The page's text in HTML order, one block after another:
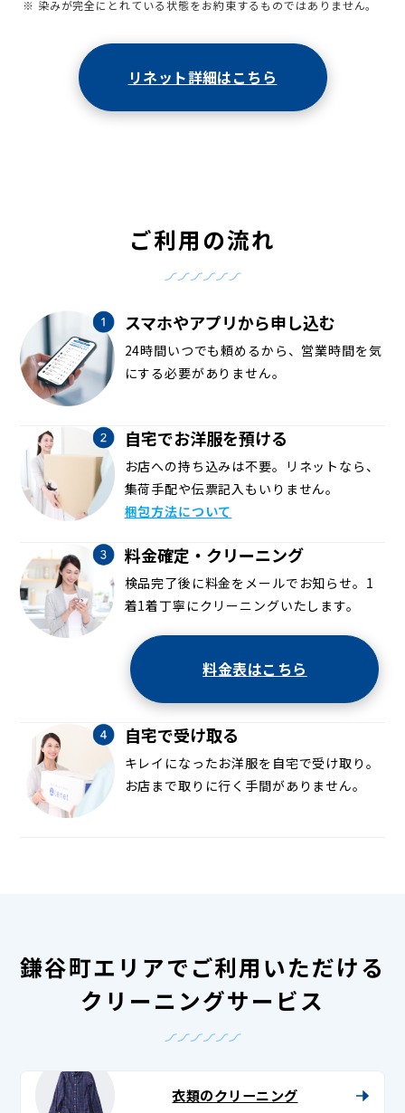
※ 染みが完全にとれている状態をお約束するものではありません。
リネット詳細はこちら
ご利用の流れ
スマホやアプリから申し込む
24時間いつでも頼めるから、営業時間を気
にする必要がありません。
自宅でお洋服を預ける
お店への持ち込みは不要。リネットなら、
集荷手配や伝票記入もいりません。
梱包方法について
料金確定・クリーニング
検品完了後に料金をメールでお知らせ。1
着1着丁寧にクリーニングいたします。
料金表はこちら
自宅で受け取る
キレイになったお洋服を自宅で受け取り。
お店まで取りに行く手間がありません。
鎌谷町エリアでご利用いただける
クリーニングサービス
衣類のクリーニング